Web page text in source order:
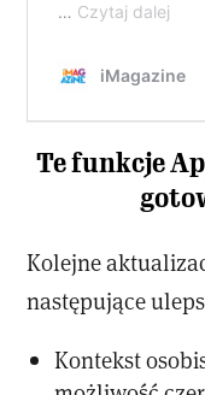
Te funkcje
Kolejne
następujące
Kontekst